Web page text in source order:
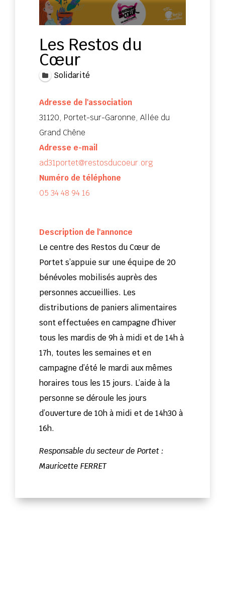
Les Restos du
Cœur
Solidarité
Adresse de l'association
31120, Portet-sur-Garonne, Allée du
Grand Chêne
Adresse e-mail
ad31portet@restosducoeur.org
Numéro de téléphone
05 34 48 94 16
Description de l'annonce
Le centre des Restos du Cœur de
Portet s’appuie sur une équipe de 20
bénévoles mobilisés auprès des
personnes accueillies. Les
distributions de paniers alimentaires
sont effectuées en campagne d’hiver
tous les mardis de 9h à midi et de 14h à
17h, toutes les semaines et en
campagne d’été le mardi aux mêmes
horaires tous les 15 jours. L’aide à la
personne se déroule les jours
d’ouverture de 10h à midi et de 14h30 à
16h.
Responsable du secteur de Portet :
Mauricette FERRET